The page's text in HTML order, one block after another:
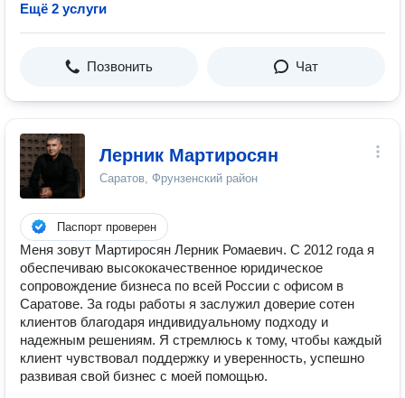
Ещё 2 услуги
Позвонить Чат
Лерник Мартиросян
Саратов, Фрунзенский район
Паспорт проверен
Меня зовут Мартиросян Лерник Ромаевич. С 2012 года я
обеспечиваю высококачественное юридическое
сопровождение бизнеса по всей России с офисом в
Саратове. За годы работы я заслужил доверие сотен
клиентов благодаря индивидуальному подходу и
надежным решениям. Я стремлюсь к тому, чтобы каждый
клиент чувствовал поддержку и уверенность, успешно
развивая свой бизнес с моей помощью.